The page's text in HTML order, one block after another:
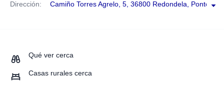
Dirección: Camiño Torres Agrelo, 5, 36800 Redondela,
Qué ver cerca
Casas rurales cerca